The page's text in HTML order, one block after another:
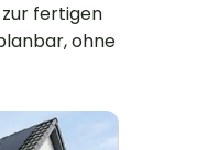
fertigen
ohne